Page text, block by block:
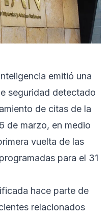
emitió una
seguridad detectado
de citas de la
de marzo, en medio
vuelta de las
para el 31
hace parte de
relacionados